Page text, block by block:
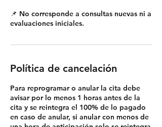
📌 No corresponde a consultas nuevas ni a
evaluaciones iniciales.
Política de cancelación
Para reprogramar o anular la cita debe
avisar por lo menos 1 horas antes de la
cita y se reintegra el 100% de lo pagado
en caso de anular, si anular con menos de